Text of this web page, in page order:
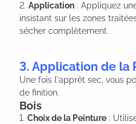
2. Application : Appliquez
insistant sur les zones
sécher complètement.
3. Application de la
Une fois l'apprêt sec, vous
de finition.
Bois
1. Choix de la Peinture :